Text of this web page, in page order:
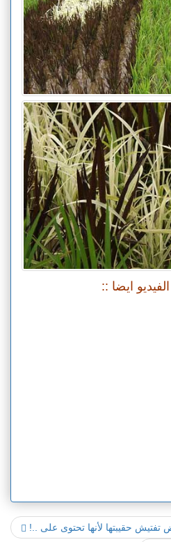
ايضا ::
حقيبتها لأنها تحتوى على ..!